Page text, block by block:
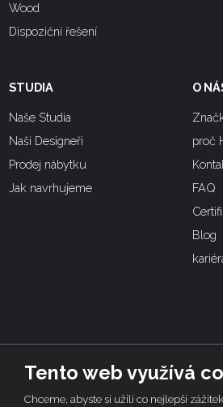
Wood
Dispoziční řešení
STUDIA
Naše Studia
Naši Designeři
Prodej nábytku
Jak navrhujeme
O
proč
FAQ
Blog
Tento web využívá
Chceme, abyste si užili co nejlepší